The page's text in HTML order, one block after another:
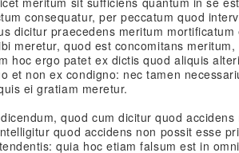
consequatur, per peccatum quod
dicitur praecedens meritum mortificatum
meretur, quod est concomitans
hoc ergo patet ex dictis quod aliquis
et non ex condigno: nec tamen
ei gratiam meretur.
quod cum dicitur quod
quod accidens non possit esse
quia hoc etiam falsum est in